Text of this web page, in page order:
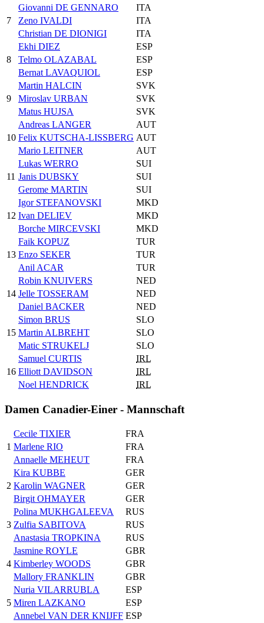
7
Giovanni DE GENNARO
ITA
Zeno IVALDI
ITA
Christian DE DIONIGI
ITA
8
Ekhi DIEZ
ESP
Telmo OLAZABAL
ESP
Bernat LAVAQUIOL
ESP
9
Martin HALCIN
SVK
Miroslav URBAN
SVK
Matus HUJSA
SVK
10
Andreas LANGER
AUT
Felix KUTSCHA-LISSBERG AUT
Mario LEITNER
AUT
11
Lukas WERRO
SUI
Janis DUBSKY
SUI
Gerome MARTIN
SUI
12
Igor STEFANOVSKI
MKD
Ivan DELIEV
MKD
Borche MIRCEVSKI
MKD
13
Faik KOPUZ
TUR
Enzo SEKER
TUR
Anil ACAR
TUR
14
Robin KNUIVERS
NED
Jelle TOSSERAM
NED
Daniel BACKER
NED
15
Simon BRUS
SLO
Martin ALBREHT
SLO
Matic STRUKELJ
SLO
16
Samuel CURTIS
IRL
Elliott DAVIDSON
IRL
Noel HENDRICK
IRL
Damen Canadier-Einer - Mannschaft
1
Cecile TIXIER
FRA
Marlene RIO
FRA
Annaelle MEHEUT
FRA
2
Kira KUBBE
GER
Karolin WAGNER
GER
Birgit OHMAYER
GER
3
Polina MUKHGALEEVA
RUS
Zulfia SABITOVA
RUS
Anastasia TROPKINA
RUS
4
Jasmine ROYLE
GBR
Kimberley WOODS
GBR
Mallory FRANKLIN
GBR
5
Nuria VILARRUBLA
ESP
Miren LAZKANO
ESP
Annebel VAN DER KNIJFF ESP